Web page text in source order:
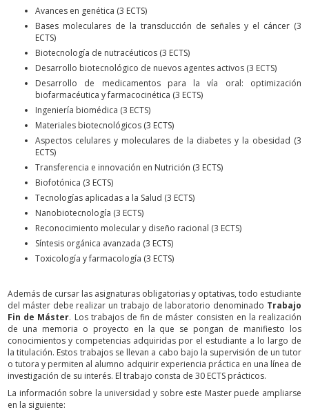
Avances en genética (3 ECTS)
Bases moleculares de la transducción de señales y el cáncer (3
ECTS)
Biotecnología de nutracéuticos (3 ECTS)
Desarrollo biotecnológico de nuevos agentes activos (3 ECTS)
Desarrollo de medicamentos para la vía oral: optimización
biofarmacéutica y farmacocinética (3 ECTS)
Ingeniería biomédica (3 ECTS)
Materiales biotecnológicos (3 ECTS)
Aspectos celulares y moleculares de la diabetes y la obesidad (3
ECTS)
Transferencia e innovación en Nutrición (3 ECTS)
Biofotónica (3 ECTS)
Tecnologías aplicadas a la Salud (3 ECTS)
Nanobiotecnología (3 ECTS)
Reconocimiento molecular y diseño racional (3 ECTS)
Síntesis orgánica avanzada (3 ECTS)
Toxicología y farmacología (3 ECTS)
Además de cursar las asignaturas obligatorias y optativas, todo estudiante
del máster debe realizar un trabajo de laboratorio denominado Trabajo
Fin de Máster. Los trabajos de fin de máster consisten en la realización
de una memoria o proyecto en la que se pongan de manifiesto los
conocimientos y competencias adquiridas por el estudiante a lo largo de
la titulación. Estos trabajos se llevan a cabo bajo la supervisión de un tutor
o tutora y permiten al alumno adquirir experiencia práctica en una línea de
investigación de su interés. El trabajo consta de 30 ECTS prácticos.
La información sobre la universidad y sobre este Master puede ampliarse
en la siguiente: